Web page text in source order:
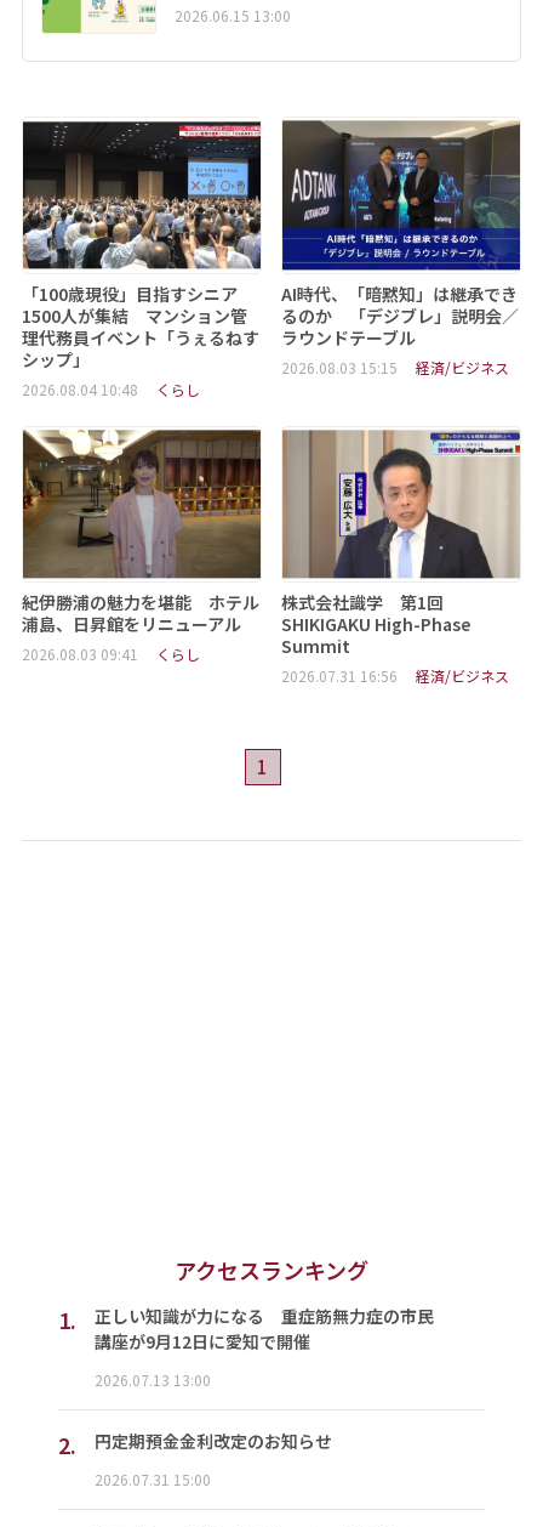
2026.06.15 13:00
「100歳現役」目指すシニア
1500人が集結 マンション管
理代務員イベント「うぇるねす
シップ」
2026.08.04 10:48 くらし
AI時代、「暗黙知」は継承でき
るのか 「デジブレ」説明会／
ラウンドテーブル
2026.08.03 15:15 経済/ビジネス
紀伊勝浦の魅力を堪能 ホテル
浦島、日昇館をリニューアル
2026.08.03 09:41 くらし
株式会社識学 第1回
SHIKIGAKU High-Phase
Summit
2026.07.31 16:56 経済/ビジネス
1
アクセスランキング
1.
正しい知識が力になる 重症筋無力症の市民
講座が9月12日に愛知で開催
2026.07.13 13:00
2. 円定期預金金利改定のお知らせ
2026.07.31 15:00